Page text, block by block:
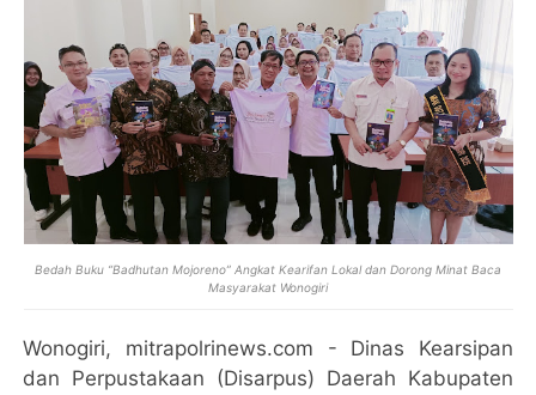
Bedah Buku “Badhutan Mojoreno” Angkat Kearifan Lokal dan Dorong Minat Baca
Masyarakat Wonogiri
Wonogiri, mitrapolrinews.com - Dinas Kearsipan
dan Perpustakaan (Disarpus) Daerah Kabupaten